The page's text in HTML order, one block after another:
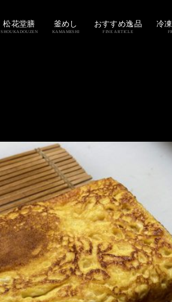
松花堂膳
SHOUKADOUZEN
釜めし
KAMAMESHI
おすすめ逸品
FINE ARTICLE
冷